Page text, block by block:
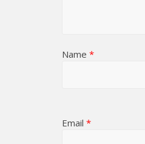
Name *
Email *